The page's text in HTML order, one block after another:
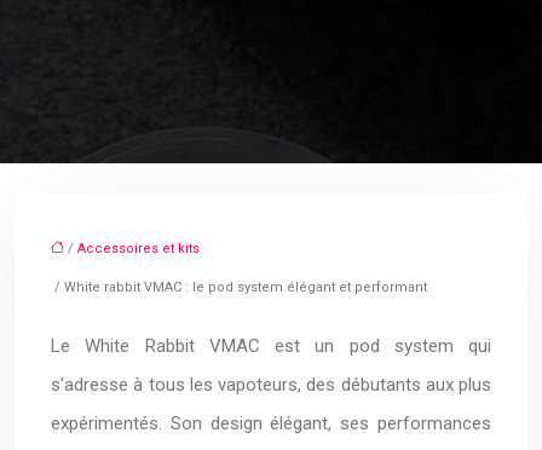
/ Accessoires et kits
/ White rabbit VMAC : le pod system élégant et performant
Le White Rabbit VMAC est un pod system qui
s’adresse à tous les vapoteurs, des débutants aux plus
expérimentés. Son design élégant, ses performances